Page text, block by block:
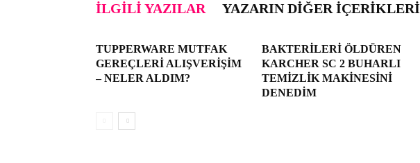
İLGILI YAZILAR YAZARIN DIĞER İÇERIKLERI
TUPPERWARE MUTFAK
GEREÇLERI ALIŞVERIŞIM
– NELER ALDIM?
BAKTERILERI ÖLDÜREN
KARCHER SC 2 BUHARLI
TEMIZLIK MAKINESINI
DENEDIM